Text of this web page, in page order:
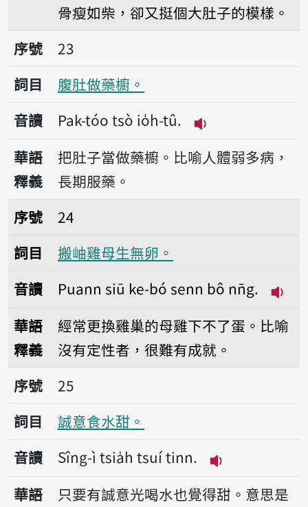
骨瘦如柴，卻又挺個大肚子的模樣。
序號23腹肚做藥櫥。
序號
23
詞目
腹肚做藥櫥。
音讀
Pak-tóo tsò io̍h-tû.
播放音讀Pak-
華語
釋義
把肚子當做藥櫥。比喻人體弱多病，
長期服藥。
序號24搬岫雞母生無卵。
序號
24
詞目
搬岫雞母生無卵。
音讀
Puann siū ke-bó senn bô nn̄g.
華語
釋義
經常更換雞巢的母雞下不了蛋。比喻
沒有定性者，很難有成就。
序號25誠意食水甜。
序號
25
詞目
誠意食水甜。
音讀
Sîng-ì tsia̍h tsuí tinn.
播放音讀
華語
只要有誠意光喝水也覺得甜。意思是